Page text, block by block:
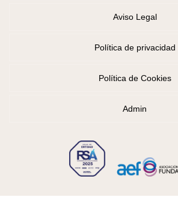
Aviso Legal
Política de privacidad
Política de Cookies
Admin